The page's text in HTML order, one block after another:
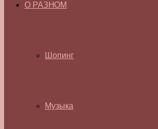
О РАЗНОМ
Шопинг
Музыка